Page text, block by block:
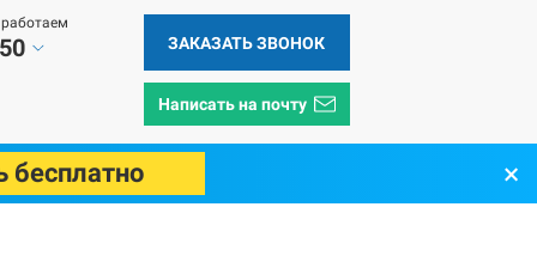
ЗАКАЗАТЬ ЗВОНОК
Написать на почту
бесплатно ×